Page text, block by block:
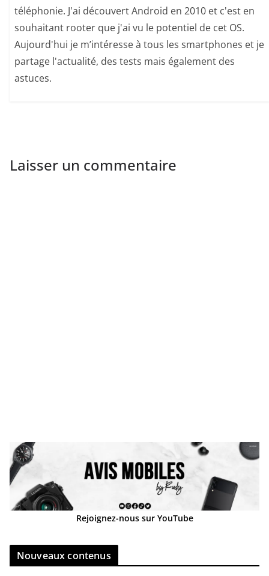
téléphonie. J'ai découvert Android en 2010 et c'est en
souhaitant rooter que j'ai vu le potentiel de cet OS.
Aujourd'hui je m’intéresse à tous les smartphones et je
partage l'actualité, des tests mais également des
astuces.
Laisser un commentaire
Rejoignez-nous sur YouTube
Nouveaux contenus